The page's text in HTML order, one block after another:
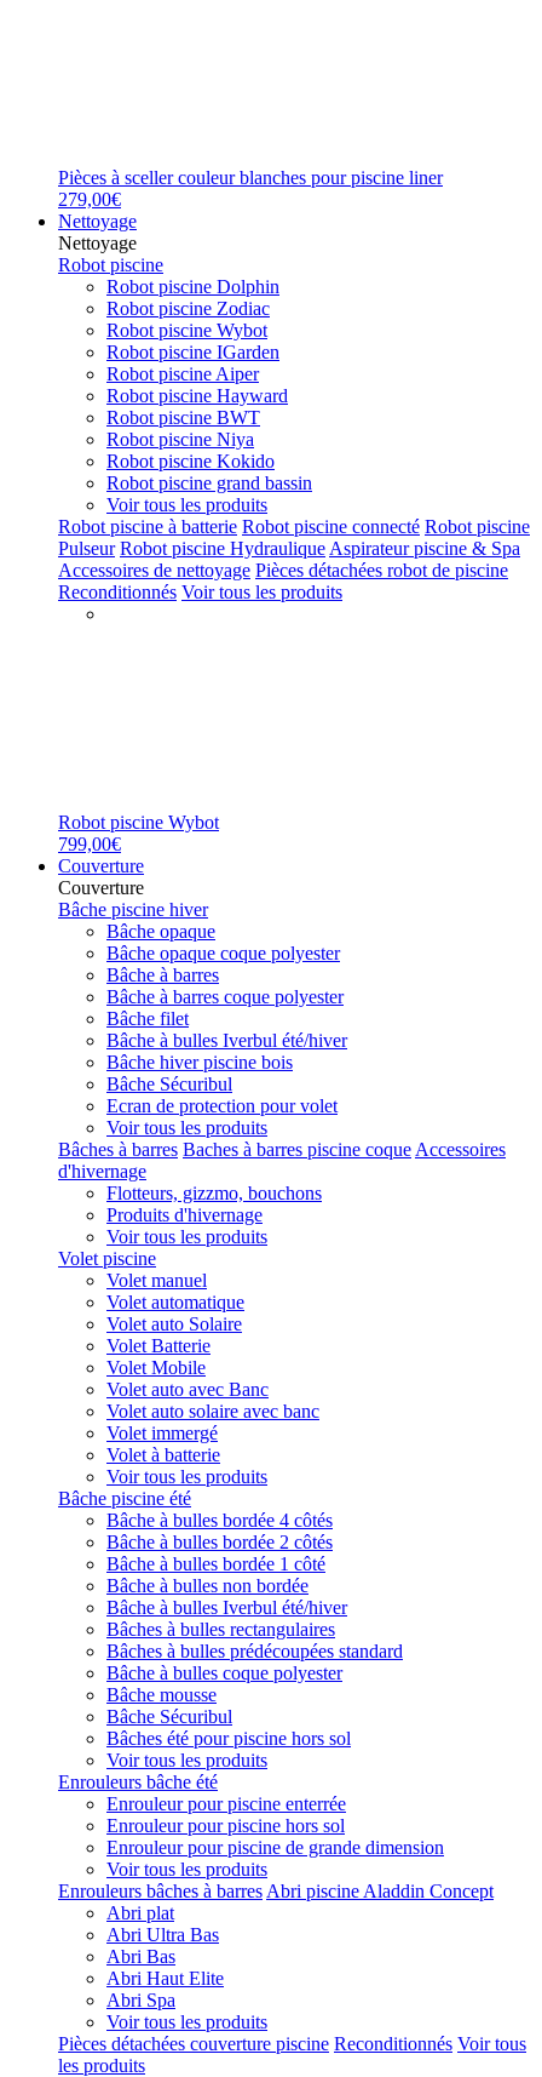
Pièces à sceller couleur blanches pour piscine liner
279,00€
Nettoyage
Nettoyage
Robot piscine
Robot piscine Dolphin
Robot piscine Zodiac
Robot piscine Wybot
Robot piscine IGarden
Robot piscine Aiper
Robot piscine Hayward
Robot piscine BWT
Robot piscine Niya
Robot piscine Kokido
Robot piscine grand bassin
Voir tous les produits
Robot piscine à batterie Robot piscine connecté Robot piscine
Pulseur Robot piscine Hydraulique Aspirateur piscine & Spa
Accessoires de nettoyage Pièces détachées robot de piscine
Reconditionnés Voir tous les produits
Robot piscine Wybot
799,00€
Couverture
Couverture
Bâche piscine hiver
Bâche opaque
Bâche opaque coque polyester
Bâche à barres
Bâche à barres coque polyester
Bâche filet
Bâche à bulles Iverbul été/hiver
Bâche hiver piscine bois
Bâche Sécuribul
Ecran de protection pour volet
Voir tous les produits
Bâches à barres Baches à barres piscine coque Accessoires
d'hivernage
Flotteurs, gizzmo, bouchons
Produits d'hivernage
Voir tous les produits
Volet piscine
Volet manuel
Volet automatique
Volet auto Solaire
Volet Batterie
Volet Mobile
Volet auto avec Banc
Volet auto solaire avec banc
Volet immergé
Volet à batterie
Voir tous les produits
Bâche piscine été
Bâche à bulles bordée 4 côtés
Bâche à bulles bordée 2 côtés
Bâche à bulles bordée 1 côté
Bâche à bulles non bordée
Bâche à bulles Iverbul été/hiver
Bâches à bulles rectangulaires
Bâches à bulles prédécoupées standard
Bâche à bulles coque polyester
Bâche mousse
Bâche Sécuribul
Bâches été pour piscine hors sol
Voir tous les produits
Enrouleurs bâche été
Enrouleur pour piscine enterrée
Enrouleur pour piscine hors sol
Enrouleur pour piscine de grande dimension
Voir tous les produits
Enrouleurs bâches à barres Abri piscine Aladdin Concept
Abri plat
Abri Ultra Bas
Abri Bas
Abri Haut Elite
Abri Spa
Voir tous les produits
Pièces détachées couverture piscine Reconditionnés Voir tous
les produits